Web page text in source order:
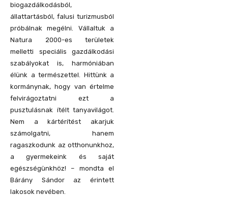
biogazdálkodásból,
állattartásból, falusi turizmusból
próbálnak megélni. Vállaltuk a
Natura 2000-es területek
melletti speciális gazdálkodási
szabályokat is, harmóniában
élünk a természettel. Hittünk a
kormánynak, hogy van értelme
felvirágoztatni ezt a
pusztulásnak ítélt tanyavilágot.
Nem a kártérítést akarjuk
számolgatni, hanem
ragaszkodunk az otthonunkhoz,
a gyermekeink és saját
egészségünkhöz! – mondta el
Bárány Sándor az érintett
lakosok nevében.